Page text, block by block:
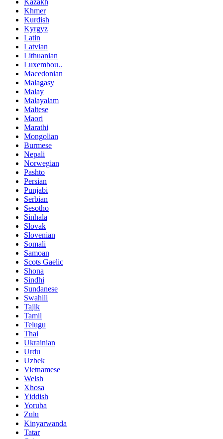
Kazakh
Khmer
Kurdish
Kyrgyz
Latin
Latvian
Lithuanian
Luxembou..
Macedonian
Malagasy
Malay
Malayalam
Maltese
Maori
Marathi
Mongolian
Burmese
Nepali
Norwegian
Pashto
Persian
Punjabi
Serbian
Sesotho
Sinhala
Slovak
Slovenian
Somali
Samoan
Scots Gaelic
Shona
Sindhi
Sundanese
Swahili
Tajik
Tamil
Telugu
Thai
Ukrainian
Urdu
Uzbek
Vietnamese
Welsh
Xhosa
Yiddish
Yoruba
Zulu
Kinyarwanda
Tatar